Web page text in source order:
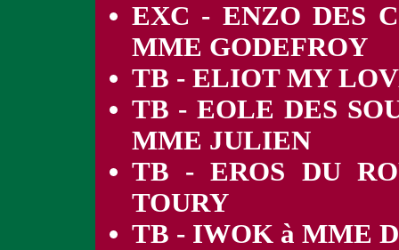
EXC - ENZO DES
MME GODEFROY
TB - ELIOT MY
TB - EOLE DES
MME JULIEN
TB - EROS DU
TOURY
TB - IWOK à MME